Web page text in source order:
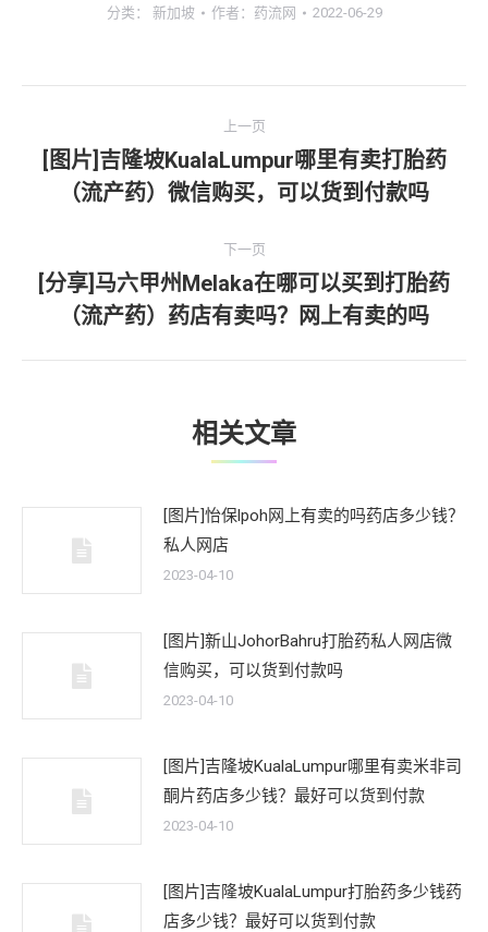
分类： 新加坡 作者： 药流网 2022-06-29
章
上一页
一
[图片]吉隆坡KualaLumpur哪里有卖打胎药
（流产药）微信购买，可以货到付款吗
下一页
下
一
文
[分享]马六甲州Melaka在哪可以买到打胎药
（流产药）药店有卖吗？网上有卖的吗
相关文章
[图片]怡保lpoh网上有卖的吗药店多少钱？
私人网店
2023-04-10
[图片]新山JohorBahru打胎药私人网店微
信购买，可以货到付款吗
2023-04-10
[图片]吉隆坡KualaLumpur哪里有卖米非司
酮片药店多少钱？最好可以货到付款
2023-04-10
[图片]吉隆坡KualaLumpur打胎药多少钱药
店多少钱？最好可以货到付款